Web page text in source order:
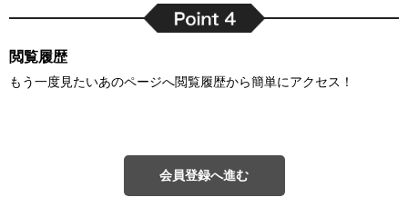
閲覧履歴
もう一度見たいあのページへ閲覧履歴から簡単にアクセス！
会員登録へ進む